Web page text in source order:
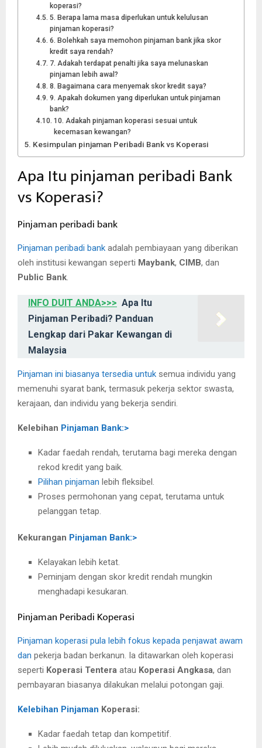
koperasi?
5. Berapa lama masa diperlukan untuk kelulusan
pinjaman koperasi?
6. Bolehkah saya memohon pinjaman bank jika skor
kredit saya rendah?
7. Adakah terdapat penalti jika saya melunaskan
pinjaman lebih awal?
8. Bagaimana cara menyemak skor kredit saya?
9. Apakah dokumen yang diperlukan untuk pinjaman
bank?
10. Adakah pinjaman koperasi sesuai untuk
kecemasan kewangan?
Kesimpulan pinjaman Peribadi Bank vs Koperasi
Apa Itu pinjaman peribadi Bank
vs Koperasi?
Pinjaman peribadi bank
Pinjaman peribadi bank adalah pembiayaan yang diberikan
oleh institusi kewangan seperti Maybank, CIMB, dan
Public Bank
INFO DUIT ANDA>>> Apa Itu
Pinjaman Peribadi? Panduan
Lengkap dari Pakar Kewangan di
Malaysia
Pinjaman ini biasanya tersedia untuk semua individu yang
memenuhi syarat bank, termasuk pekerja sektor swasta,
kerajaan, dan individu yang bekerja sendiri.
Kelebihan Pinjaman Bank:>
Kadar faedah rendah, terutama bagi mereka dengan
rekod kredit yang baik.
Pilihan pinjaman lebih fleksibel.
Proses permohonan yang cepat, terutama untuk
pelanggan tetap.
Kekurangan Pinjaman Bank:>
Kelayakan lebih ketat.
Peminjam dengan skor kredit rendah mungkin
menghadapi kesukaran.
Pinjaman Peribadi Koperasi
Pinjaman koperasi pula lebih fokus kepada penjawat awam
dan pekerja badan berkanun. Ia ditawarkan oleh koperasi
seperti Koperasi Tentera atau Koperasi Angkasa, dan
pembayaran biasanya dilakukan melalui potongan gaji.
Kelebihan Pinjaman Koperasi:
Kadar faedah tetap dan kompetitif.